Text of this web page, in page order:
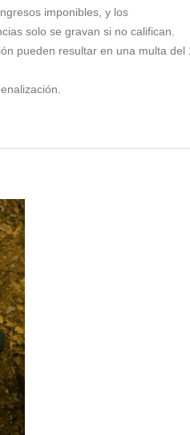
imponibles, y los
solo se gravan si no califican.
pueden resultar en una multa del